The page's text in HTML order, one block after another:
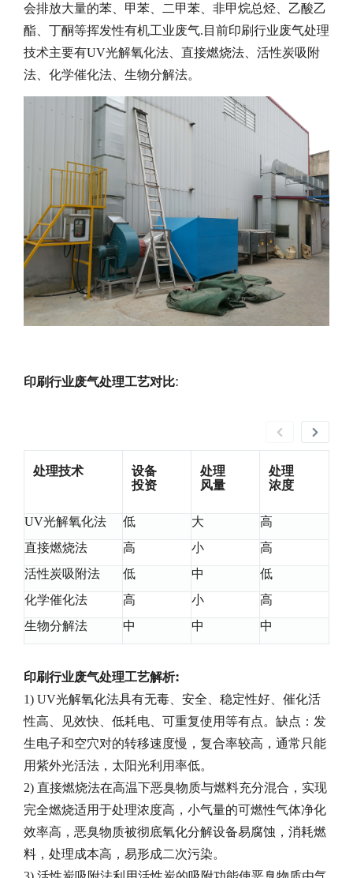
会排放大量的苯、甲苯、二甲苯、非甲烷总烃、乙酸乙
酯、丁酮等挥发性有机工业废气. 目前印刷行业废气处理
技术主要有UV光解氧化法、直接燃烧法、活性炭吸附
法、化学催化法、生物分解法。
印刷行业废气处理工艺对比:
处理技术
设备
投资
处理
风量
处理
浓度
UV光解氧化法 低 大
高
直接燃烧法
高 小
高
活性炭吸附法
低 中
低
化学催化法
高 小
高
生物分解法
中 中 中
印刷行业废气处理工艺解析:
1) UV光解氧化法具有无毒、安全、稳定性好、催化活
性高、见效快、低耗电、可重复使用等有点。缺点：发
生电子和空穴对的转移速度慢，复合率较高，通常只能
用紫外光活法，太阳光利用率低。
2) 直接燃烧法在高温下恶臭物质与燃料充分混合，实现
完全燃烧适用于处理浓度高，小气量的可燃性气体净化
效率高，恶臭物质被彻底氧化分解设备易腐蚀，消耗燃
料，处理成本高，易形成二次污染。